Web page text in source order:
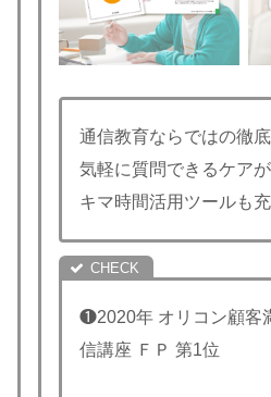
通信教育ならではの徹
気軽に質問できるケア
キマ時間活用ツールも
❶2020年 オリコン顧客
信講座 ＦＰ 第1位